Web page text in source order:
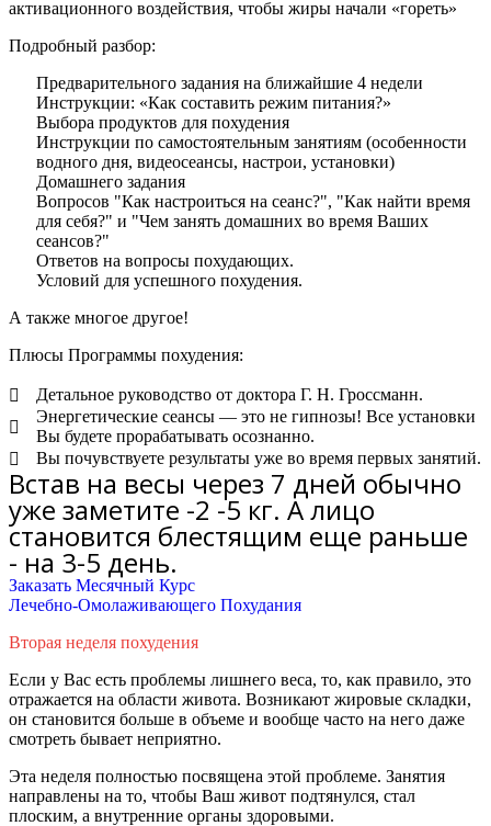
активационного воздействия, чтобы жиры начали «гореть»
Подробный разбор:
Предварительного задания на ближайшие 4 недели
Инструкции: «Как составить режим питания?»
Выбора продуктов для похудения
Инструкции по самостоятельным занятиям (особенности
водного дня, видеосеансы, настрои, установки)
Домашнего задания
Вопросов "Как настроиться на сеанс?", "Как найти время
для себя?" и "Чем занять домашних во время Ваших
сеансов?"
Ответов на вопросы похудающих.
Условий для успешного похудения.
А также многое другое!
Плюсы Программы похудения:
Детальное руководство от доктора Г. Н. Гроссманн.
Энергетические сеансы — это не гипнозы! Все установки
Вы будете прорабатывать осознанно.
Вы почувствуете результаты уже во время первых занятий.
Встав на весы через 7 дней обычно
уже заметите -2 -5 кг. А лицо
становится блестящим еще раньше
- на 3-5 день.
Заказать Месячный Курс
Лечебно-Омолаживающего Похудания
Вторая неделя похудения
Если у Вас есть проблемы лишнего веса, то, как правило, это
отражается на области живота. Возникают жировые складки,
он становится больше в объеме и вообще часто на него даже
смотреть бывает неприятно.
Эта неделя полностью посвящена этой проблеме. Занятия
направлены на то, чтобы Ваш живот подтянулся, стал
плоским, а внутренние органы здоровыми.